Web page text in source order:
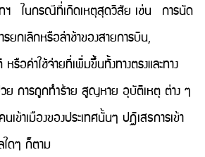
ทฯ ในกรณีที่เกิดเหตุสุดวิสัย เช่น การนัด
ยกเลิกหรือล่าช้าของสายการบิน,
อค่าใช้จ่ายที่เพิ่มขึ้นทั้งทางตรงและทาง
ย การถูกทำร้าย สูญหาย อุบัติเหตุ ต่าง ๆ
เข้าเมืองของประเทศนั้นๆ ปฏิเสธการเข้า
ดๆ ก็ตาม